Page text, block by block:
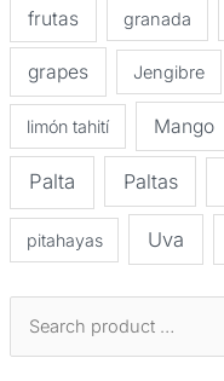
frutas granada
grapes Jengibre
limón tahití Mango
Palta Paltas
pitahayas Uva